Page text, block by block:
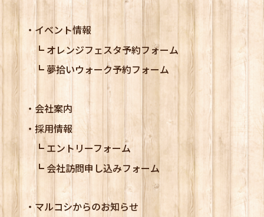
イベント情報
オレンジフェスタ予約フォーム
夢拾いウォーク予約フォーム
会社案内
採用情報
エントリーフォーム
会社訪問申し込みフォーム
マルコシからのお知らせ